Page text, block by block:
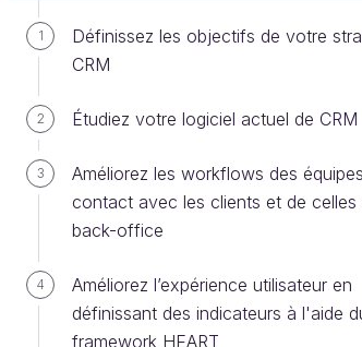
1
Définissez les objectifs de votre
CRM
2 Étudiez votre logiciel actuel de CRM
3
Améliorez les workflows des
contact avec les clients et de celles
back-office
4
Améliorez l’expérience utilisateur en
définissant des indicateurs à l'aide
framework HEART